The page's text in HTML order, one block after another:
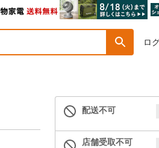
ロ
配送不可
店舗受取不可